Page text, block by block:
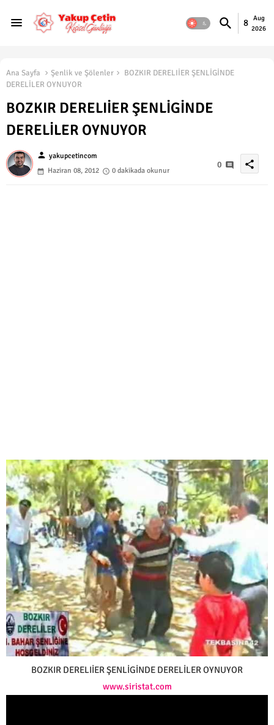
8
Aug
2026
Ana Sayfa Şenlik ve Şölenler
BOZKIR DERELIİER ŞENLİGİNDE
DERELİLER OYNUYOR
BOZKIR DERELIİER ŞENLİGİNDE
DERELİLER OYNUYOR
person yakupcetincom
Haziran 08, 2012
0 dakikada okunur
0 share
BOZKIR DERELIİER ŞENLİGİNDE DERELİLER OYNUYOR
www.siristat.com